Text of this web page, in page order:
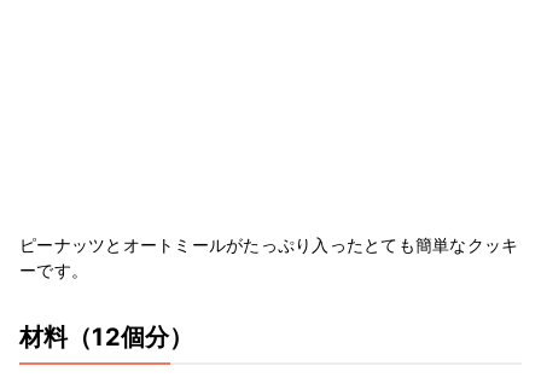
ピーナッツとオートミールがたっぷり入ったとても簡単なクッキ
ーです。
材料（12個分）